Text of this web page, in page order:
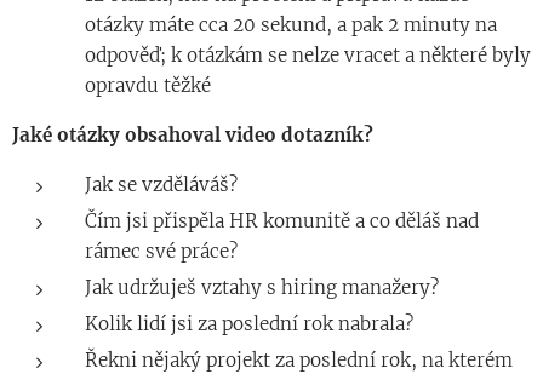
otázky máte cca 20 sekund, a pak 2 minuty na
odpověď; k otázkám se nelze vracet a některé byly
opravdu těžké
Jaké otázky obsahoval video dotazník?
Jak se vzděláváš?
Čím jsi přispěla HR komunitě a co děláš nad
rámec své práce?
Jak udržuješ vztahy s hiring manažery?
Kolik lidí jsi za poslední rok nabrala?
Řekni nějaký projekt za poslední rok, na kterém